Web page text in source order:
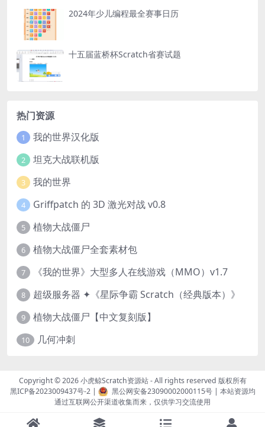
2024年少儿编程最全赛事日历
十五届蓝桥杯Scratch省赛试题
热门资源
1 我的世界汉化版
2 坦克大战联机版
3 我的世界
4 Griffpatch 的 3D 激光对战 v0.8
5 植物大战僵尸
6 植物大战僵尸全套素材包
7 《我的世界》大型多人在线游戏（MMO）v1.7
8 超级服务器 ✦《星际争霸 Scratch（经典版本）》
9 植物大战僵尸【中文复刻版】
10 几何冲刺
Copyright © 2026小虎鲸Scratch资源站- All rights reserved 版权所有
黑ICP备2023009437号-2| 黑公网安备23090002000115号| 本站资源均
通过互联网公开渠道收集而来，仅供学习交流使用